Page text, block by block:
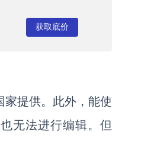
获取底价
提供。此外，能使
无法进行编辑。但